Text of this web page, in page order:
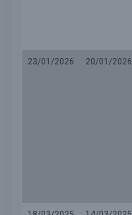
23/01/2026
20/01/2026